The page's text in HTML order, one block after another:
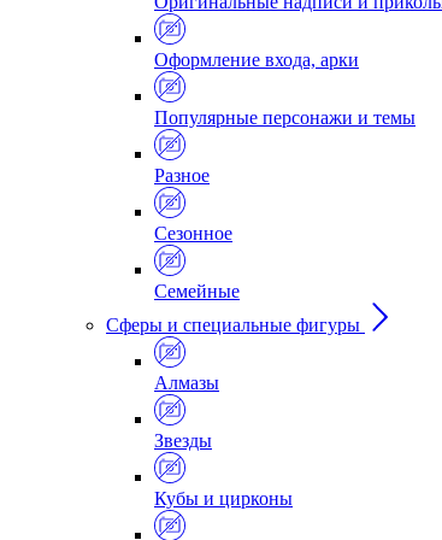
Оформление входа, арки
Популярные персонажи и темы
Разное
Сезонное
Семейные
Сферы и специальные фигуры
Алмазы
Звезды
Кубы и цирконы